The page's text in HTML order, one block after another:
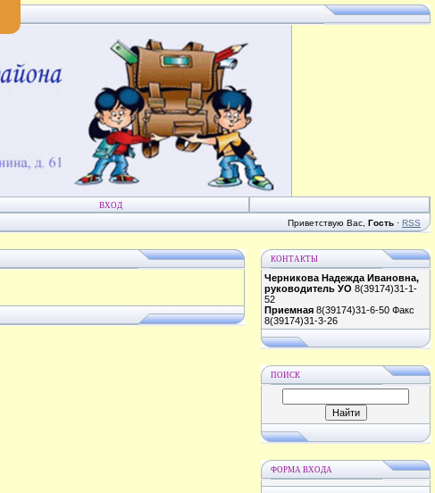
ВХОД
Приветствую Вас Гость · RSS
КОНТАКТЫ
Черникова Надежда Ивановна,
руководитель УО 8(39174)31-1-
52
Приемная 8(39174)31-6-50 Факс
8(39174)31-3-26
ПОИСК
ФОРМА ВХОДА